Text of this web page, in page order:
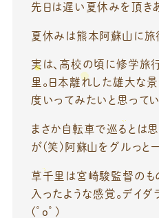
先日は遅い夏休みを頂き
夏休みは熊本阿蘇山に旅
実は、高校の頃に修学旅
里。日本離れした雄大な
度いってみたいと思って
まさか自転車で巡るとは
が(笑)阿蘇山をグルっと
草千里は宮崎駿監督の
入ったような感覚。デイ
(゜o゜)